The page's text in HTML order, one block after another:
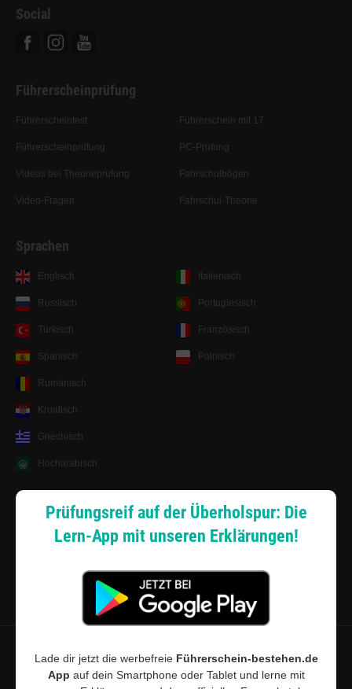
Prüfungsreif auf der Überholspur: Die
Lern-App mit unseren Erklärungen!
Lade dir jetzt die werbefreie Führerschein-bestehen.de
App auf dein Smartphone oder Tablet und lerne mit
Social
Führerscheinprüfung
Führerscheintest
Führerscheinprüfung
Videos bei Theorieprüfung
Video-Fragen
Führerschein mit 17
PC-Prüfung
Fahrschulbögen
Fahrschul-Theorie
Sprachen
Englisch
Russisch
Türkisch
Spanisch
Italienisch
Portugiesisch
Französisch
Polnisch
Rumänisch
Kroatisch
Griechisch
Hocharabisch
Lernsystem
Android App
· Impressum · Cookie-Einstellungen